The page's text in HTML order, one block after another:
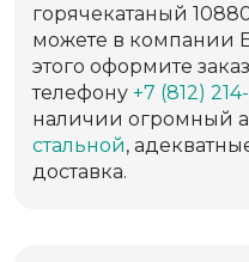
горячекатаный
можете в компании
этого оформите
телефону +7 (812)
наличии огромный
стальной,
доставка.